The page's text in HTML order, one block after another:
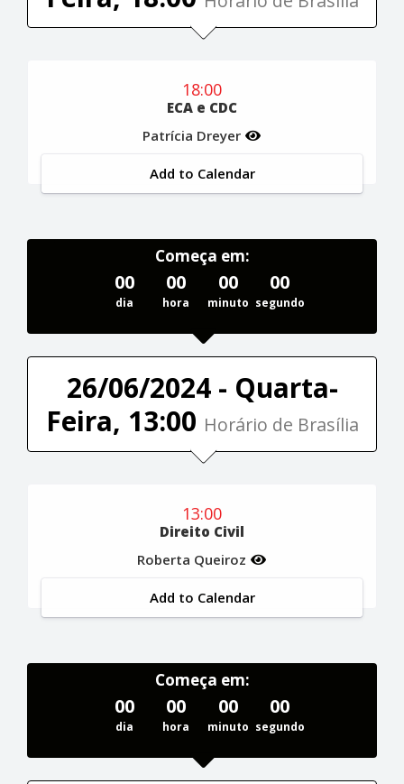
18:00
ECA e CDC
Patrícia Dreyer
Add to Calendar
Começa em:
00
dia
00
hora
00
minuto
00
segundo
26/06/2024 - Quarta-
Feira, 13:00 Horário de Brasília
13:00
Direito Civil
Roberta Queiroz
Add to Calendar
Começa em:
00
dia
00
hora
00
minuto
00
segundo